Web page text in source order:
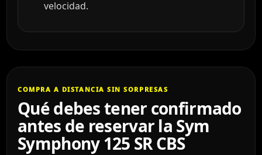
velocidad.
COMPRA A DISTANCIA SIN SORPRESAS
Qué debes tener confirmado
antes de reservar la Sym
Symphony 125 SR CBS